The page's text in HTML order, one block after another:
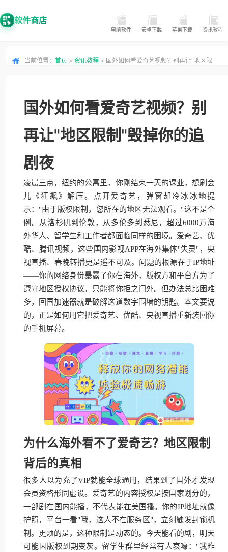
软件商店
电脑软件 安卓下载 苹果下载 资讯教程
当前位置： 首页 > 资讯教程 > 国外如何看爱奇艺视频？别再让"地区限
国外如何看爱奇艺视频？别
再让"地区限制"毁掉你的追
剧夜
凌晨三点，纽约的公寓里，你刚结束一天的课业，想刷会
儿《狂飙》解压。点开爱奇艺，弹窗却冷冰冰地提
示："由于版权限制，您所在的地区无法观看。"这不是个
例。从洛杉矶到伦敦，从多伦多到悉尼，超过6000万海
外华人、留学生和工作者都面临同样的困境。爱奇艺、优
酷、腾讯视频，这些国内影视APP在海外集体"失灵"，央
视直播、春晚转播更是遥不可及。问题的根源在于IP地址
——你的网络身份暴露了你在海外，版权方和平台方为了
遵守地区授权协议，只能将你拒之门外。但办法总比困难
多，回国加速器就是破解这道数字围墙的钥匙。本文要说
的，正是如何用它把爱奇艺、优酷、央视直播重新装回你
的手机屏幕。
为什么海外看不了爱奇艺？地区限制
背后的真相
很多人以为充了VIP就能全球通用，结果到了国外才发现
会员资格形同虚设。爱奇艺的内容授权是按国家划分的，
一部剧在国内能播，不代表能在美国播。你的IP地址就像
护照，平台一看"哦，这人不在服务区"，立刻触发封锁机
制。更烦的是，这种限制是动态的。今天能看的剧，明天
可能因版权到期变灰。留学生群里经常有人哀嚎："我昨